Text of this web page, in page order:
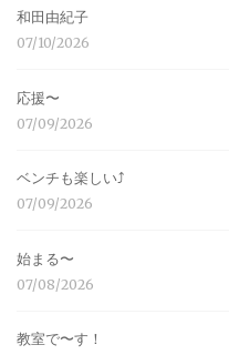
和田由紀子
07/10/2026
応援〜
07/09/2026
ベンチも楽しい⤴︎
07/09/2026
始まる〜
07/08/2026
教室で〜す！